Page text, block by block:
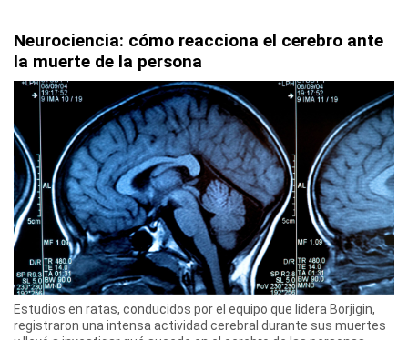
Neurociencia: cómo reacciona el cerebro ante
la muerte de la persona
Estudios en ratas, conducidos por el equipo que lidera Borjigin,
registraron una intensa actividad cerebral durante sus muertes